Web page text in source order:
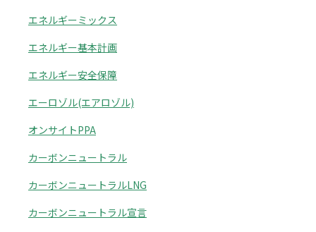
エネルギーミックス
エネルギー基本計画
エネルギー安全保障
エーロゾル(エアロゾル)
オンサイトPPA
カーボンニュートラル
カーボンニュートラルLNG
カーボンニュートラル宣言